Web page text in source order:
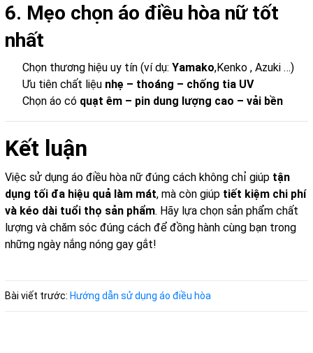
6. Mẹo chọn áo điều hòa nữ tốt
nhất
Chọn thương hiệu uy tín (ví dụ: Yamako,Kenko , Azuki …)
Ưu tiên chất liệu nhẹ – thoáng – chống tia UV
Chọn áo có quạt êm – pin dung lượng cao – vải bền
Kết luận
Việc sử dụng áo điều hòa nữ đúng cách không chỉ giúp tận
dụng tối đa hiệu quả làm mát, mà còn giúp tiết kiệm chi phí
và kéo dài tuổi thọ sản phẩm. Hãy lựa chọn sản phẩm chất
lượng và chăm sóc đúng cách để đồng hành cùng bạn trong
những ngày nắng nóng gay gắt!
Bài viết trước: Hướng dẫn sử dụng áo điều hòa